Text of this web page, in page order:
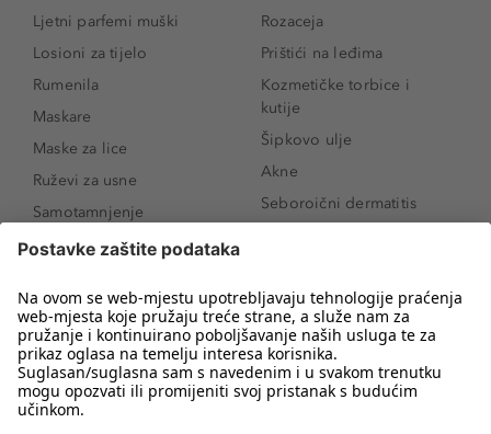
Ljetni parfemi muški
Losioni za tijelo
Rumenila
Maskare
Maske za lice
Ruževi za usne
Samotamnjenje
Puderi
Proizvodi za obrve
Sunce i zaštita
Serumi za lice
Proizvodi za čišćenje lica
Rozaceja
Prištići na leđima
Kozmetičke torbice i
kutije
Šipkovo ulje
Akne
Seboroični dermatitis
Novo
Koji mi parfem
odgovara?
Kako našminkati oči da